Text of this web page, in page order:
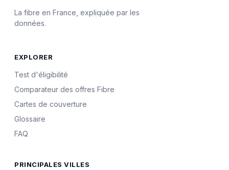
La fibre en France, expliquée par les
données.
EXPLORER
Test d'éligibilité
Comparateur des offres Fibre
Cartes de couverture
Glossaire
FAQ
PRINCIPALES VILLES